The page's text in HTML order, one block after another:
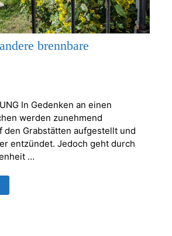
brennbare
In Gedenken an einen
werden zunehmend
den Grabstätten aufgestellt und
entzündet. Jedoch geht durch
…